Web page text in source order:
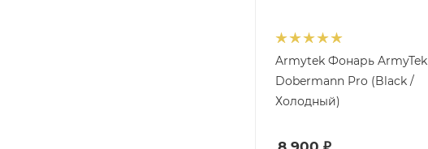
Armytek Фонарь ArmyTek
Dobermann Pro (Black /
Холодный)